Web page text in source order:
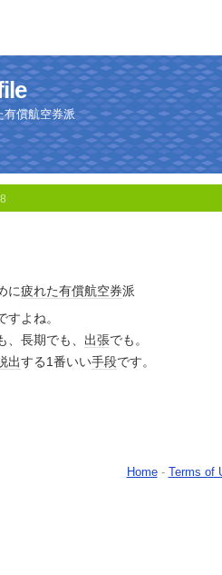
有償航空券派
に疲れた有償航空券派
すよね。
、長期でも、 出張でも。
出する1番いい手段です。
Home- Terms of